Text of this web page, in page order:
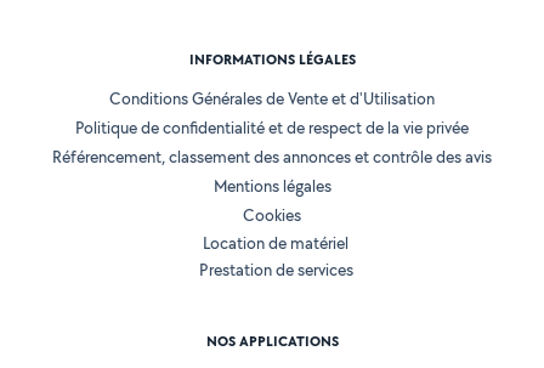
INFORMATIONS LÉGALES
Conditions Générales de Vente et d'Utilisation
Politique de confidentialité et de respect de la vie privée
Référencement, classement des annonces et contrôle des avis
Mentions légales
Cookies
Location de matériel
Prestation de services
NOS APPLICATIONS